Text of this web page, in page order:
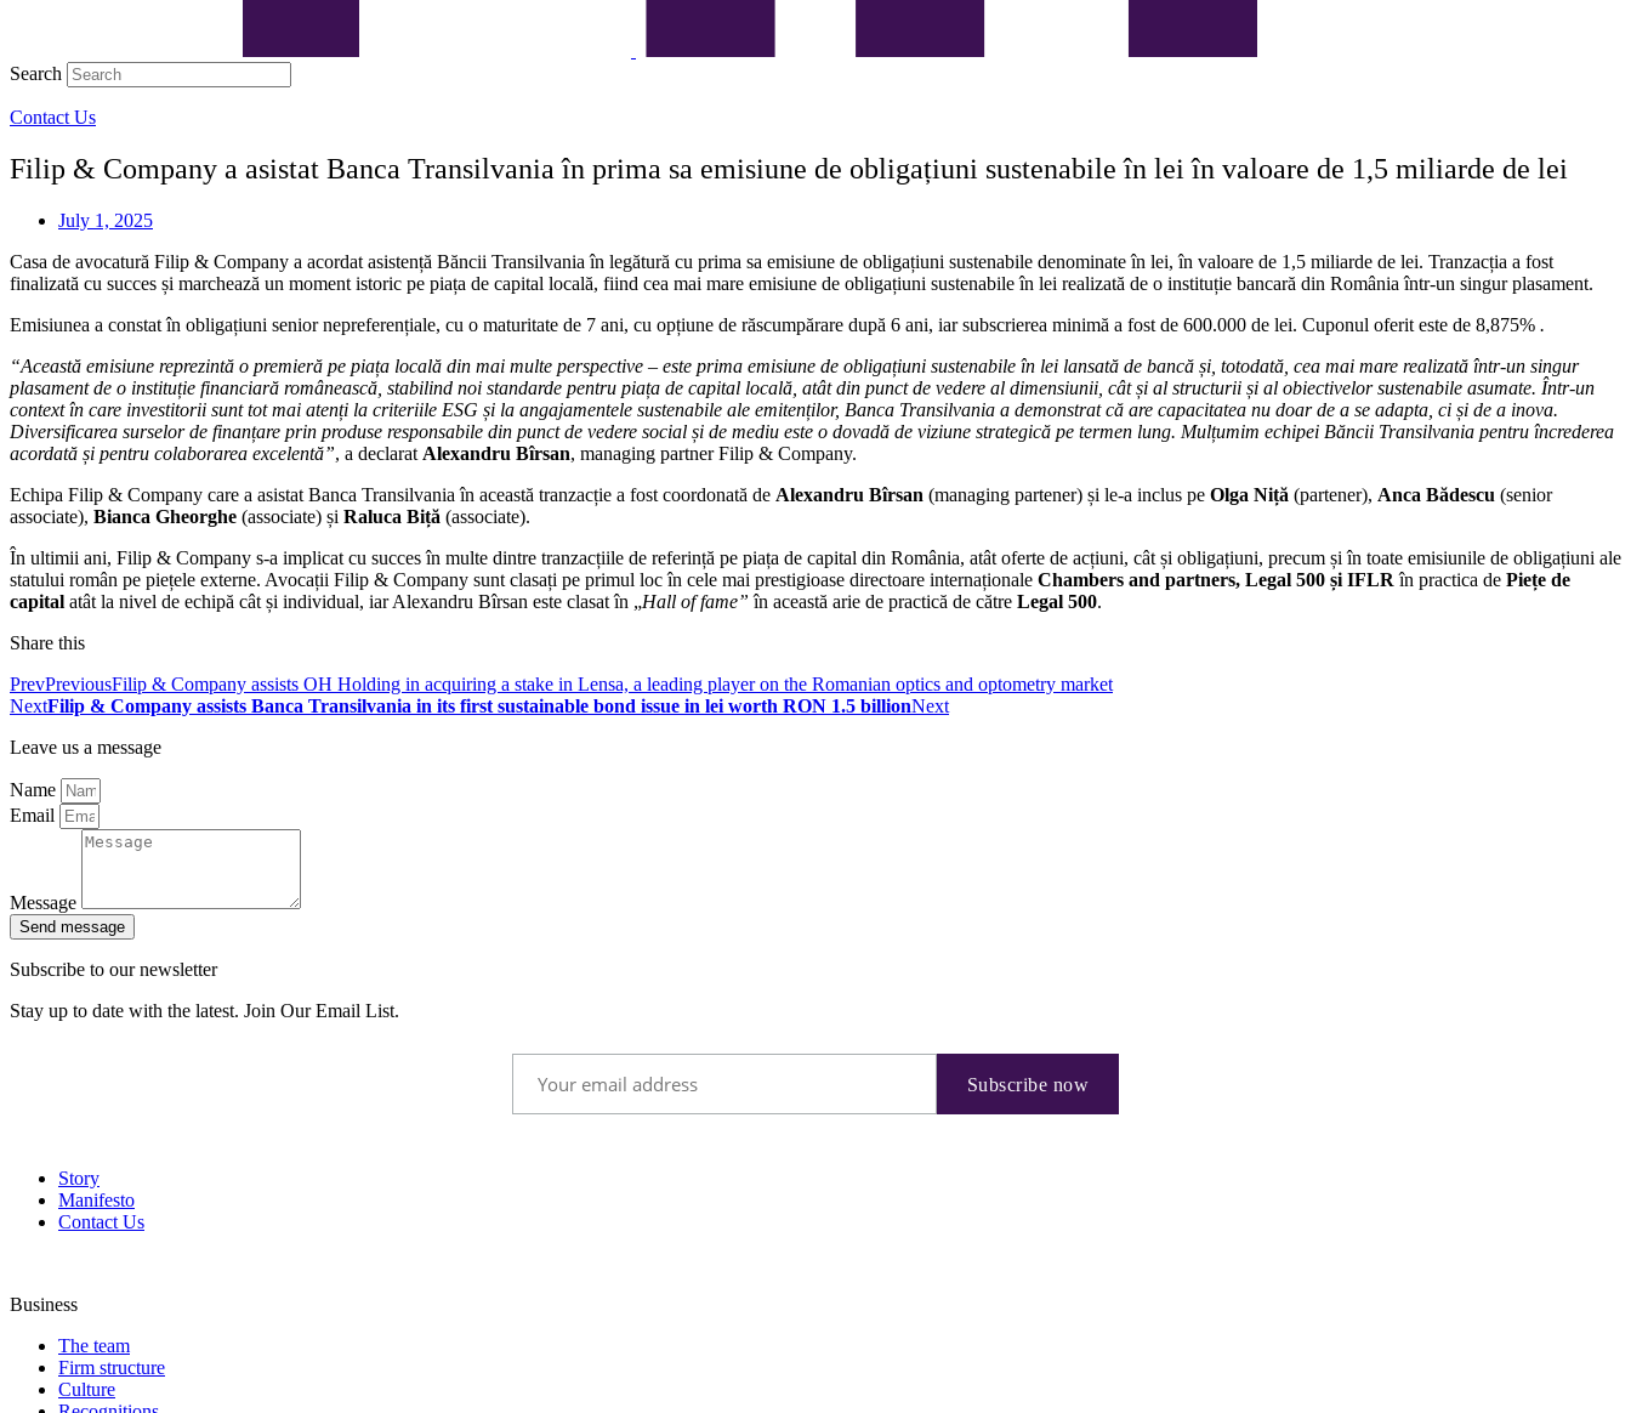
Search
Contact Us
Filip & Company a asistat Banca Transilvania în prima sa emisiune de obligațiuni sustenabile în lei în valoare de 1,5 miliarde de lei
July 1, 2025
Casa de avocatură Filip & Company a acordat asistență Băncii Transilvania în legătură cu prima sa emisiune de obligațiuni sustenabile denominate în lei, în valoare de 1,5 miliarde de lei. Tranzacția a fost
finalizată cu succes și marchează un moment istoric pe piața de capital locală, fiind cea mai mare emisiune de obligațiuni sustenabile în lei realizată de o instituție bancară din România într-un singur plasament.
Emisiunea a constat în obligațiuni senior nepreferențiale, cu o maturitate de 7 ani, cu opțiune de răscumpărare după 6 ani, iar subscrierea minimă a fost de 600.000 de lei. Cuponul oferit este de 8,875% .
“Această emisiune reprezintă o premieră pe piața locală din mai multe perspective – este prima emisiune de obligațiuni sustenabile în lei lansată de bancă și, totodată, cea mai mare realizată într-un singur
plasament de o instituție financiară românească, stabilind noi standarde pentru piața de capital locală, atât din punct de vedere al dimensiunii, cât și al structurii și al obiectivelor sustenabile asumate. Într-un
context în care investitorii sunt tot mai atenți la criteriile ESG și la angajamentele sustenabile ale emitenților, Banca Transilvania a demonstrat că are capacitatea nu doar de a se adapta, ci și de a inova.
Diversificarea surselor de finanțare prin produse responsabile din punct de vedere social și de mediu este o dovadă de viziune strategică pe termen lung. Mulțumim echipei Băncii Transilvania pentru încrederea
acordată și pentru colaborarea excelentă”, a declarat Alexandru Bîrsan, managing partner Filip & Company.
Echipa Filip & Company care a asistat Banca Transilvania în această tranzacție a fost coordonată de Alexandru Bîrsan (managing partener) și le-a inclus pe Olga Niță (partener), Anca Bădescu (senior
associate), Bianca Gheorghe (associate) și Raluca Biță (associate).
În ultimii ani, Filip & Company s-a implicat cu succes în multe dintre tranzacțiile de referință pe piața de capital din România, atât oferte de acțiuni, cât și obligațiuni, precum și în toate emisiunile de obligațiuni ale
statului român pe piețele externe. Avocații Filip & Company sunt clasați pe primul loc în cele mai prestigioase directoare internaționale Chambers and partners, Legal 500 și IFLR în practica de Piețe de
capital atât la nivel de echipă cât și individual, iar Alexandru Bîrsan este clasat în „Hall of fame” în această arie de practică de către Legal 500.
Share this
PrevPreviousFilip & Company assists OH Holding in acquiring a stake in Lensa, a leading player on the Romanian optics and optometry market
NextFilip & Company assists Banca Transilvania in its first sustainable bond issue in lei worth RON 1.5 billionNext
Leave us a message
Name
Email
Message
Send message
Subscribe to our newsletter
Stay up to date with the latest. Join Our Email List.
Story
Manifesto
Contact Us
Business
The team
Firm structure
Culture